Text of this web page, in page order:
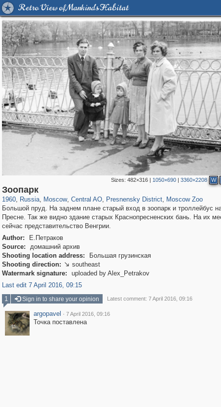
Retro View of Mankind's Habitat
Sizes:482×316 | 1050×690 |3360×2208 W
Зоопарк
1960, Russia
1,407,328
, Moscow
319,882
, Central AO, Presnensky District, Moscow Zoo
Большой пруд. На заднем плане старый вход в зоопарк и троллейбус
Пресне. Так же видно здание старых Краснопресненских бань. На их
сейчас представительство Венгрии.
Author:
Е.Петраков
Source:
домашний архив
Shooting location address:
Большая грузинская
Shooting direction:  southeast
Watermark signature:
uploaded by Alex_Petrakov
Last edit 7 April 2016, 09:15
1
Sign in to share your opinion Latest comment: 7 April 2016, 09:16
argopavel · 7 April 2016, 09:16
Точка поставлена